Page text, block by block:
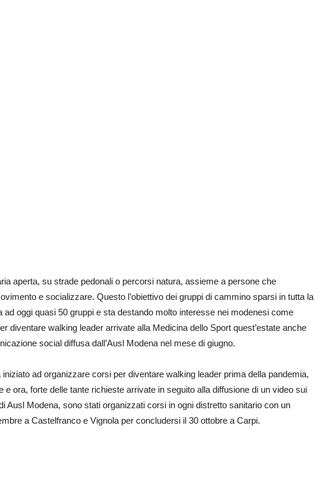
aperta, su strade pedonali o percorsi natura, assieme a persone che
e socializzare. Questo l’obiettivo dei gruppi di cammino sparsi in tutta la
ad oggi quasi 50 gruppi e sta destando molto interesse nei modenesi come
diventare walking leader arrivate alla Medicina dello Sport quest’estate anche
social diffusa dall’Ausl Modena nel mese di giugno.
ad organizzare corsi per diventare walking leader prima della pandemia,
e ora, forte delle tante richieste arrivate in seguito alla diffusione di un video sui
Ausl Modena, sono stati organizzati corsi in ogni distretto sanitario con un
a Castelfranco e Vignola per concludersi il 30 ottobre a Carpi.